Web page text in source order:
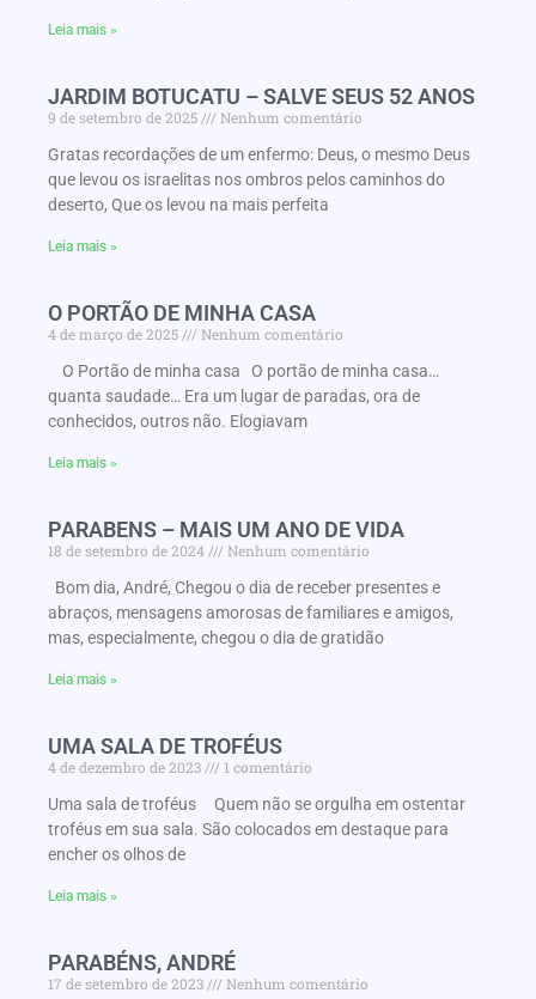
Leia mais »
JARDIM BOTUCATU – SALVE SEUS 52 ANOS
9 de setembro de 2025
Nenhum comentário
Gratas recordações de um enfermo: Deus, o mesmo Deus
que levou os israelitas nos ombros pelos caminhos do
deserto, Que os levou na mais perfeita
Leia mais »
O PORTÃO DE MINHA CASA
4 de março de 2025
Nenhum comentário
O Portão de minha casa O portão de minha casa…
quanta saudade… Era um lugar de paradas, ora de
conhecidos, outros não. Elogiavam
Leia mais »
PARABENS – MAIS UM ANO DE VIDA
18 de setembro de 2024
Nenhum comentário
Bom dia, André, Chegou o dia de receber presentes e
abraços, mensagens amorosas de familiares e amigos,
mas, especialmente, chegou o dia de gratidão
Leia mais »
UMA SALA DE TROFÉUS
4 de dezembro de 2023
1 comentário
Uma sala de troféus Quem não se orgulha em ostentar
troféus em sua sala. São colocados em destaque para
encher os olhos de
Leia mais »
PARABÉNS, ANDRÉ
17 de setembro de 2023 Nenhum comentário